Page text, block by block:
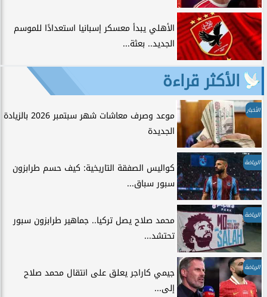
الأهلي يبدأ معسكر إسبانيا استعدادًا للموسم
الجديد.. بعثة...
الأكثر قراءة
الأخبار
موعد وصرف معاشات شهر سبتمبر 2026 بالزيادة
الجديدة
الرياضة
كواليس الصفقة التاريخية: كيف حسم طرابزون
سبور سباق...
الرياضة
محمد صلاح يصل تركيا.. جماهير طرابزون سبور
تحتشد...
الرياضة
جيمي كاراجر يعلق على انتقال محمد صلاح
إلى...